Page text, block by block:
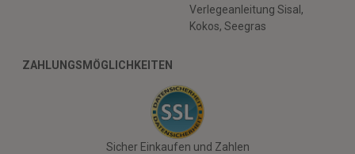
Verlegeanleitung Sisal,
Kokos, Seegras
ZAHLUNGSMÖGLICHKEITEN
Sicher Einkaufen und Zahlen